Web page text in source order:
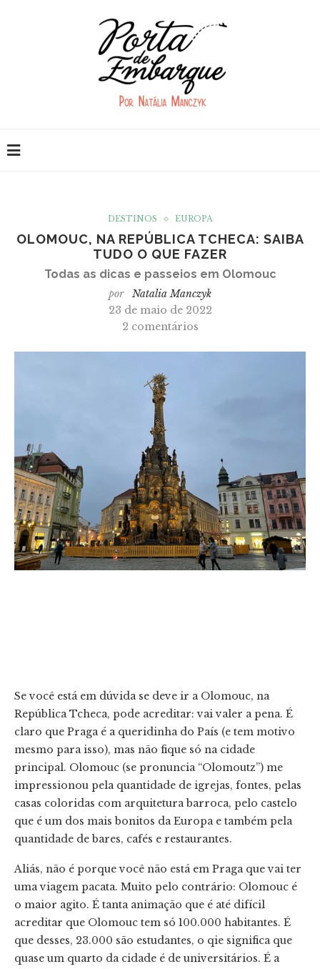
DESTINOS EUROPA
OLOMOUC, NA REPÚBLICA TCHECA: SAIBA
TUDO O QUE FAZER
Todas as dicas e passeios em Olomouc
por Natalia Manczyk
23 de maio de 2022
2 comentários
Se você está em dúvida se deve ir a Olomouc, na
República Tcheca, pode acreditar: vai valer a pena. É
claro que Praga é a queridinha do País (e tem motivo
mesmo para isso), mas não fique só na cidade
principal. Olomouc (se pronuncia “Olomoutz”) me
impressionou pela quantidade de igrejas, fontes, pelas
casas coloridas com arquitetura barroca, pelo castelo
que é um dos mais bonitos da Europa e também pela
quantidade de bares, cafés e restaurantes.
Aliás, não é porque você não está em Praga que vai ter
uma viagem pacata. Muito pelo contrário: Olomouc é
o maior agito. É tanta animação que é até difícil
acreditar que Olomouc tem só 100.000 habitantes. É
que desses, 23.000 são estudantes, o qie significa que
quase um quarto da cidade é de universitários. É a